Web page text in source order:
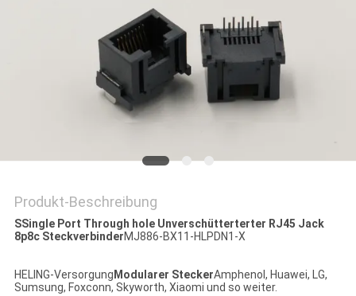
Produkt-Beschreibung
SSingle Port Through hole Unverschütterterter RJ45 Jack
8p8c SteckverbinderMJ886-BX11-HLPDN1-X
HELING-Versorgung Modularer SteckerAmphenol, Huawei, LG,
Sumsung, Foxconn, Skyworth, Xiaomi und so weiter.